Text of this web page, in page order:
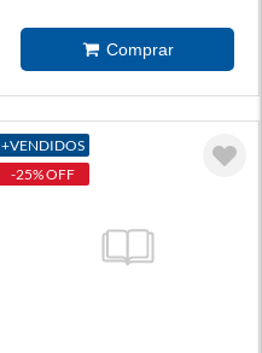
+VENDIDOS
-25% OFF